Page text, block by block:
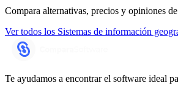
Compara alternativas, precios y opiniones
Ver todos los Sistemas de información
Te ayudamos a encontrar el software ideal